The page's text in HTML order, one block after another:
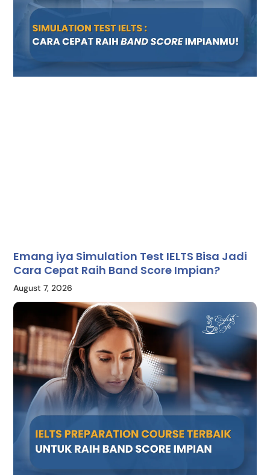
Emang iya Simulation Test IELTS Bisa Jadi
Cara Cepat Raih Band Score Impian?
August 7, 2026